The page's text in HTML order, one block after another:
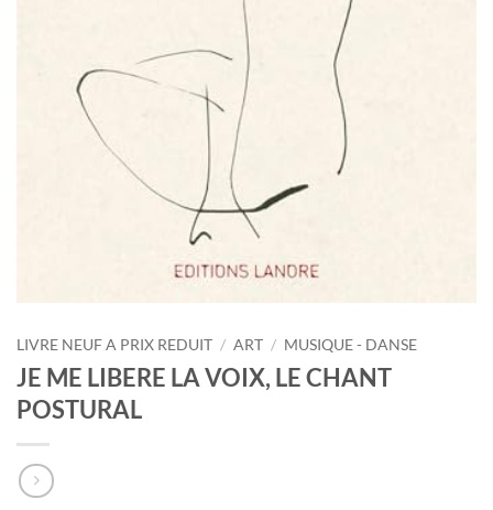
LIVRE NEUF A PRIX REDUIT / ART / MUSIQUE - DANSE
JE ME LIBERE LA VOIX, LE CHANT
POSTURAL